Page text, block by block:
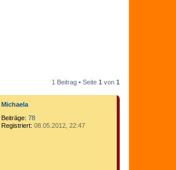
1 Beitrag • Seite 1 von 1
Michaela
Beiträge: 78
Registriert: 08.05.2012, 22:47